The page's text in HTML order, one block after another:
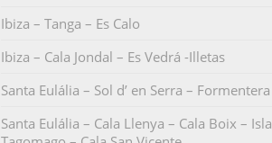
Ibiza – Tanga – Es Calo
Ibiza – Cala Jondal – Es Vedrá -Illetas
Santa Eulália – Sol d’ en Serra – Formentera
Santa Eulália – Cala Llenya – Cala Boix – Isla